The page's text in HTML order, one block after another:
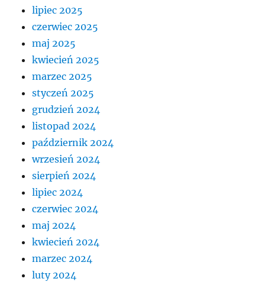
lipiec 2025
czerwiec 2025
maj 2025
kwiecień 2025
marzec 2025
styczeń 2025
grudzień 2024
listopad 2024
październik 2024
wrzesień 2024
sierpień 2024
lipiec 2024
czerwiec 2024
maj 2024
kwiecień 2024
marzec 2024
luty 2024